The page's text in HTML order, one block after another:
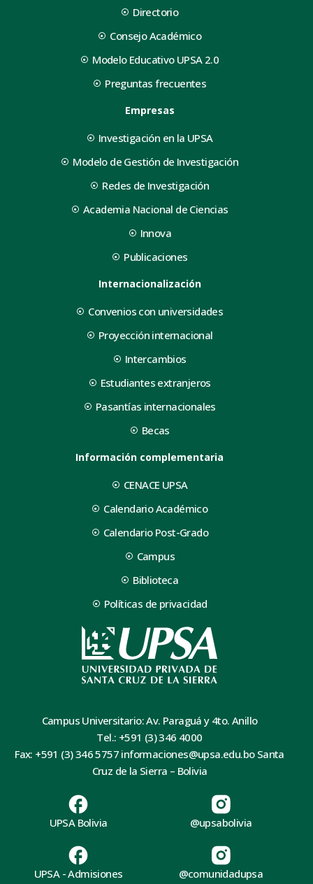
Directorio
Consejo Académico
Modelo Educativo UPSA 2.0
Preguntas frecuentes
Empresas
Investigación en la UPSA
Modelo de Gestión de Investigación
Redes de Investigación
Academia Nacional de Ciencias
Innova
Publicaciones
Internacionalización
Convenios con universidades
Proyección internacional
Intercambios
Estudiantes extranjeros
Pasantías internacionales
Becas
Información complementaria
CENACE UPSA
Calendario Académico
Calendario Post-Grado
Campus
Biblioteca
Políticas de privacidad
Campus Universitario: Av. Paraguá y 4to. Anillo
Tel.: +591 (3) 346 4000
Fax: +591 (3) 346 5757 informaciones@upsa.edu.bo Santa
Cruz de la Sierra – Bolivia
UPSA Bolivia
UPSA - Admisiones
@upsabolivia
@comunidadupsa